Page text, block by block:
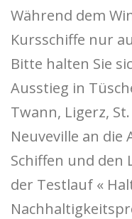
Während dem
Kursschiffe nur
Bitte halten Sie
Ausstieg in
Twann, Ligerz,
Neuveville an die
Schiffen und den
der Testlauf «